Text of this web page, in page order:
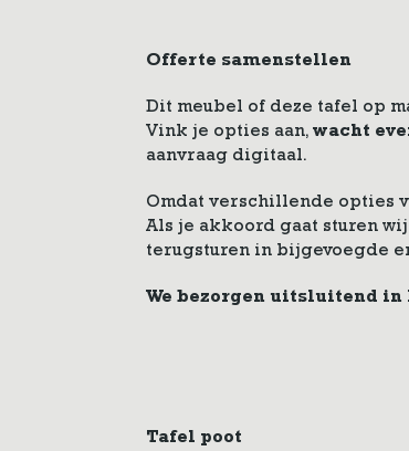
Offerte samenstellen
Dit meubel of deze tafel op
Vink je opties aan, wacht
aanvraag digitaal.
Omdat verschillende opties
Als je akkoord gaat sturen
terugsturen in bijgevoegde
We bezorgen uitsluitend in
Tafel poot